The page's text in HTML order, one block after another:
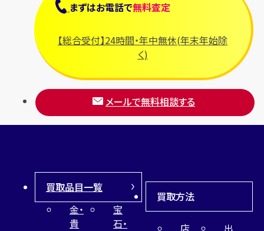
まずはお電話で無料査定
【総合受付】24時間・年中無休(年末年始除
く)
メールで無料相談する
買取品目一覧
金・
貴
宝
石・
買取方法
店
出